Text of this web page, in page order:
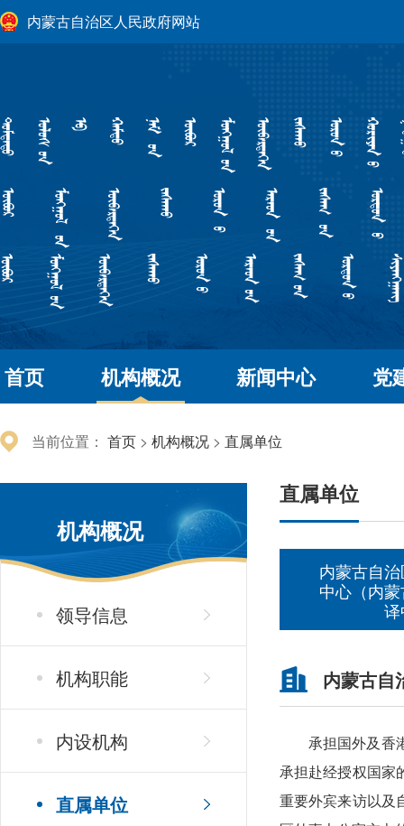
内蒙古自治区人民政府网站
首页 机构概况 新闻中心 党
当前位置： 首页 > 机构概况 > 直属单位
机构概况
领导信息
机构职能
内设机构
直属单位
直属单位
内蒙古自
中心（内
内蒙古自
承担国外及香
承担赴经授权国家
重要外宾来访以及